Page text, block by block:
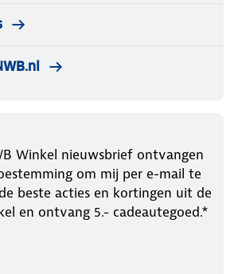
Winkel nieuwsbrief ontvangen
om mij per e-mail te
beste acties en kortingen uit de
en ontvang 5.- cadeautegoed.*